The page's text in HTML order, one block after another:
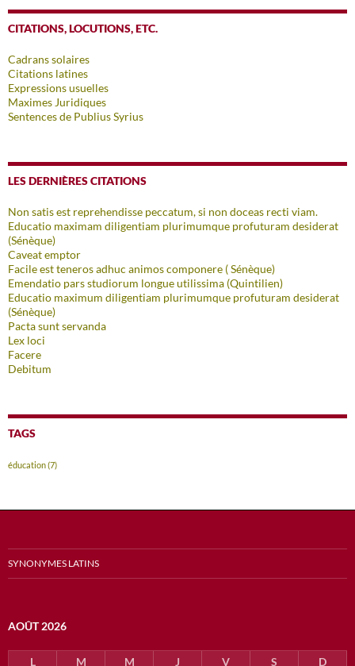
CITATIONS, LOCUTIONS, ETC.
Cadrans solaires
Citations latines
Expressions usuelles
Maximes Juridiques
Sentences de Publius Syrius
LES DERNIÈRES CITATIONS
Non satis est reprehendisse peccatum, si non doceas recti viam.
Educatio maximam diligentiam plurimumque profuturam desiderat
(Sénèque)
Caveat emptor
Facile est teneros adhuc animos componere ( Sénèque)
Emendatio pars studiorum longue utilissima (Quintilien)
Educatio maximum diligentiam plurimumque profuturam desiderat
(Sénèque)
Pacta sunt servanda
Lex loci
Facere
Debitum
TAGS
éducation(7)
SYNONYMES LATINS
AOÛT 2026
L M M J V S D